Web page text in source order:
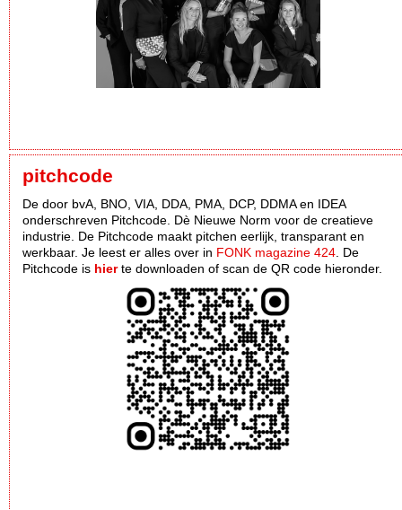
pitchcode
De door bvA, BNO, VIA, DDA, PMA, DCP, DDMA en IDEA
onderschreven Pitchcode. Dè Nieuwe Norm voor de creatieve
industrie. De Pitchcode maakt pitchen eerlijk, transparant en
werkbaar. Je leest er alles over in FONK magazine 424 . De
Pitchcode is hierte downloaden of scan de QR code hieronder.